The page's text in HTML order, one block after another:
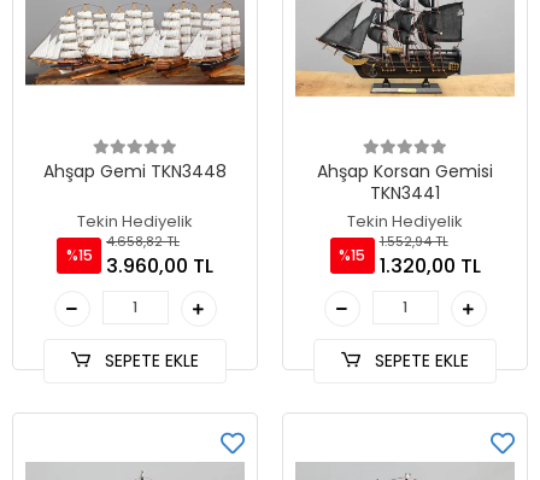
Ahşap Gemi TKN3448
Tekin Hediyelik
%15
4.658,82 TL
3.960,00 TL
SEPETE EKLE
Ahşap Korsan Gemisi
TKN3441
Tekin Hediyelik
%15
1.552,94 TL
1.320,00 TL
SEPETE EKLE